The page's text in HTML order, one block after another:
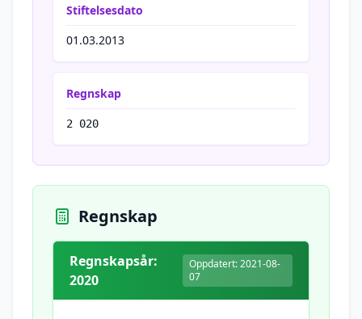
Stiftelsesdato
01.03.2013
Regnskap
2 020
Regnskap
Regnskapsår:
2020
Oppdatert: 2021-08-
07